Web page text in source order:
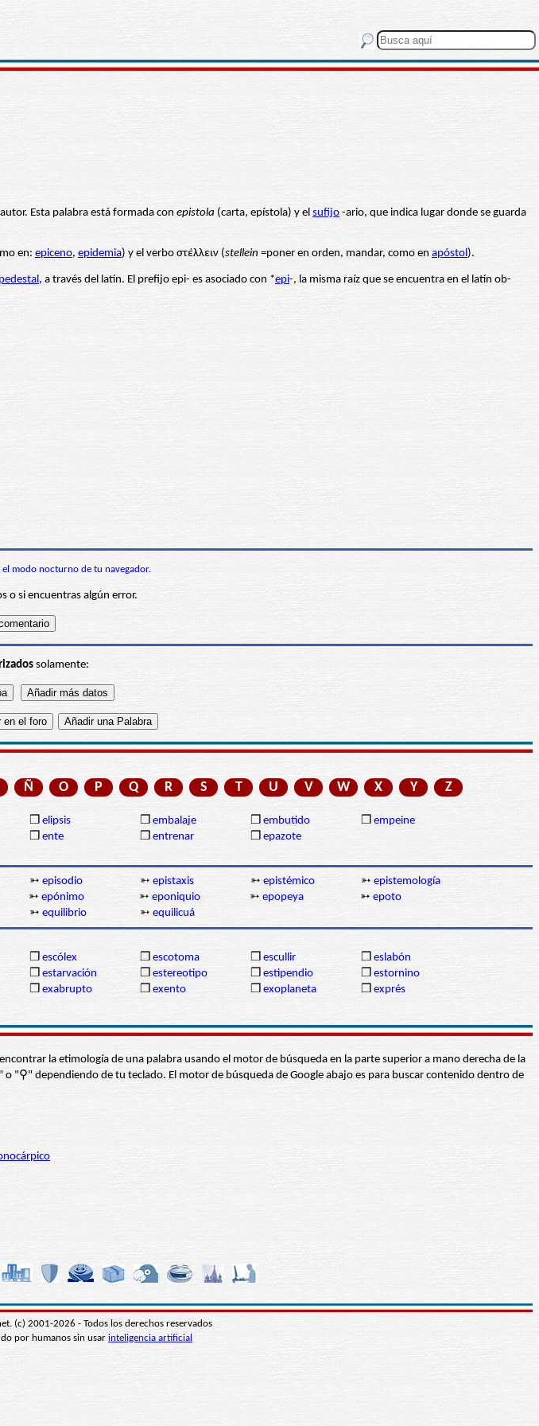
Esta palabra está formada con epistola (carta, epístola) y el sufijo -ario, que indica lugar donde se guarda
en: epiceno, epidemia) y el verbo στέλλειν (stellein =poner en orden, mandar, como en apóstol).
pedestal, a través del latín. El prefijo epi- es asociado con *epi-, la misma raíz que se encuentra en el latín ob-
el modo nocturno de tu navegador.
o si encuentras algún error.
solamente:
Ñ O P Q R S T U V W X Y Z
❒ elipsis ❒ embalaje ❒ embutido ❒ empeine
❒ ente ❒ entrenar ❒ epazote
➳ episodio ➳ epistaxis ➳ epistémico ➳ epistemología
➳ epónimo ➳ eponiquio ➳ epopeya ➳ epoto
➳ equilibrio ➳ equilicuá
❒ escólex ❒ escotoma ❒ escullir ❒ eslabón
❒ estarvación ❒ estereotipo ❒ estipendio ❒ estornino
❒ exabrupto ❒ exento ❒ exoplaneta ❒ exprés
la etimología de una palabra usando el motor de búsqueda en la parte superior a mano derecha de la
"⚲" dependiendo de tu teclado. El motor de búsqueda de Google abajo es para buscar contenido dentro de
(c) 2001-2026 - Todos los derechos reservados
por humanos sin usar inteligencia artificial